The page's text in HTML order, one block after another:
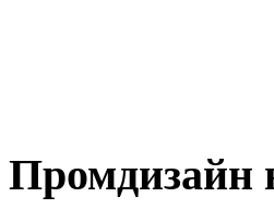
Промдизайн